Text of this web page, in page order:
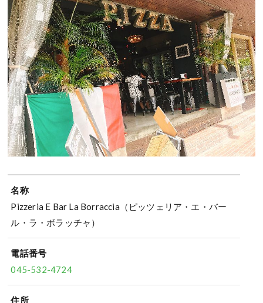
名称
Pizzeria E Bar La Borraccia（ピッツェリア・エ・バー
ル・ラ・ボラッチャ）
電話番号
045-532-4724
住所